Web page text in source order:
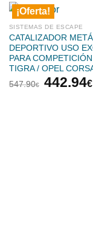
¡Oferta!
SISTEMAS DE ESCAPE
CATALIZADOR
DEPORTIVO USO
PARA COMPETICIÓN
TIGRA / OPEL
547.90€
El
442.94€